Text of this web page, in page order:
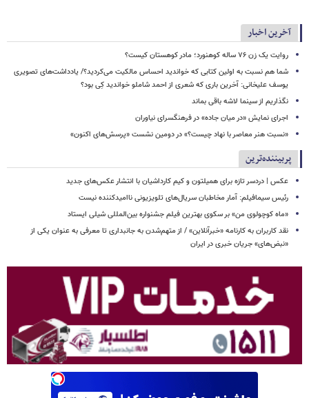
آخرین اخبار
روایت یک زن ۷۶ ساله کوهنورد؛ مادر کوهستان کیست؟
شما هم نسبت به اولین کتابی که خواندید احساس مالکیت می‌کردید؟/ یادداشت‌های تصویری
یوسف علیخانی: آخرین باری که شعری از احمد شاملو خواندید کِی بود؟
نگذاریم از سینما لاشه باقی بماند
اجرای نمایش «در میان جاده» در فرهنگسرای نیاوران
«نسبت هنر معاصر با نهاد چیست؟» در دومین نشست «پرسش‌های اکنون»
پربیننده‌ترین
عکس | دردسر تازه برای همیلتون و کیم کارداشیان با انتشار عکس‌های جدید
رئیس سیمافیلم: آمار مخاطبان سریال‌های تلویزیونی ناامیدکننده نیست
«ماه کوچولوی من» بر سکوی بهترین فیلم جشنواره بین‌المللی شیلی ایستاد
نقد کاربران به کارنامه «خبرآنلاین» / از متهم‌شدن به جانبداری تا معرفی به عنوان یکی از
«نبض‌های» جریان خبری در ایران